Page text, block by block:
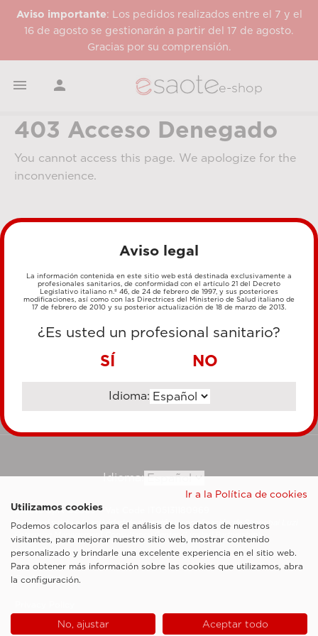
Aviso importante: Los pedidos realizados entre el 7 y el
16 de agosto se gestionarán a partir del 17 de agosto.
Gracias por su comprensión.
  e-shop
403 Acceso Denegado
You cannot access this page. We apologize for the
inconvenience.
MÉTODOS DE PAGO
TRANSFERENCIA BANCARIA
Idioma:
Esaote SpA ©2026 - Vat Code IT05131180969
Sociedad sujeta a la actividad de dirección y coordinación de Shanghai Luzi
Enterprise Management Consultancy Center (Limited Partnership)
Notas legales
Cookie Policy
Aviso legal
La información contenida en este sitio web está destinada exclusivamente a
profesionales sanitarios, de conformidad con el artículo 21 del Decreto
Legislativo italiano n.º 46, de 24 de febrero de 1997, y sus posteriores
modificaciones, así como con las Directrices del Ministerio de Salud italiano de
17 de febrero de 2010 y su posterior actualización de 18 de marzo de 2013.
¿Es usted un profesional sanitario?
SÍ NO
Idioma:
Ir a la Política de cookies
Utilizamos cookies
Podemos colocarlos para el análisis de los datos de nuestros
visitantes, para mejorar nuestro sitio web, mostrar contenido
personalizado y brindarle una excelente experiencia en el sitio web.
Para obtener más información sobre las cookies que utilizamos, abra
la configuración.
No, ajustar Aceptar todo